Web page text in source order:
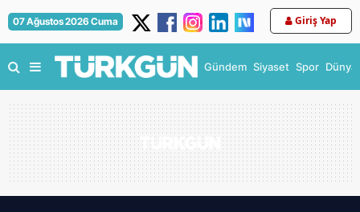
07 Ağustos 2026 Cuma Giriş Yap
Gündem Siyaset Spor Dünya